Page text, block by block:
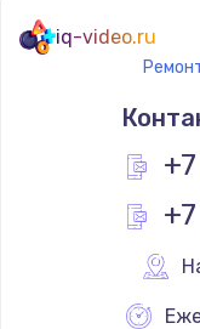
iq-video.ru